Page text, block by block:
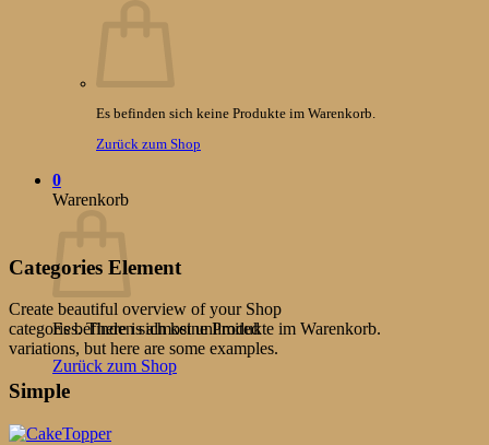
Es befinden sich keine Produkte im Warenkorb.
Zurück zum Shop
0
Warenkorb
Es befinden sich keine Produkte im Warenkorb.
Zurück zum Shop
Categories Element
Create beautiful overview of your Shop
categories. There is almost unlimited
variations, but here are some examples.
Simple